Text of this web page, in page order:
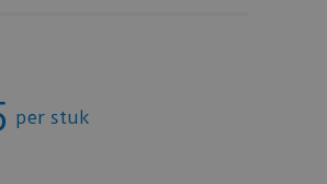
per stuk